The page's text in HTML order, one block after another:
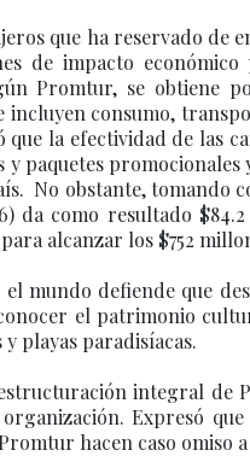
que ha reservado de
de impacto
Promtur, se obtiene
consumo,
la efectividad de las
y paquetes
No obstante, tomando
da como resultado
alcanzar los $752
mundo defiende que
el patrimonio
playas paradisíacas.
integral
Expresó
hacen caso omiso a